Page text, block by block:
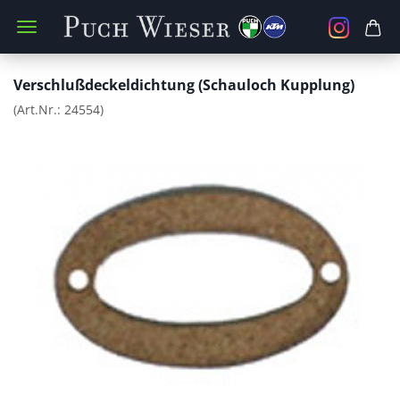
Verschlußdeckeldichtung (Schauloch Kupplung)
(Art.Nr.: 24554)